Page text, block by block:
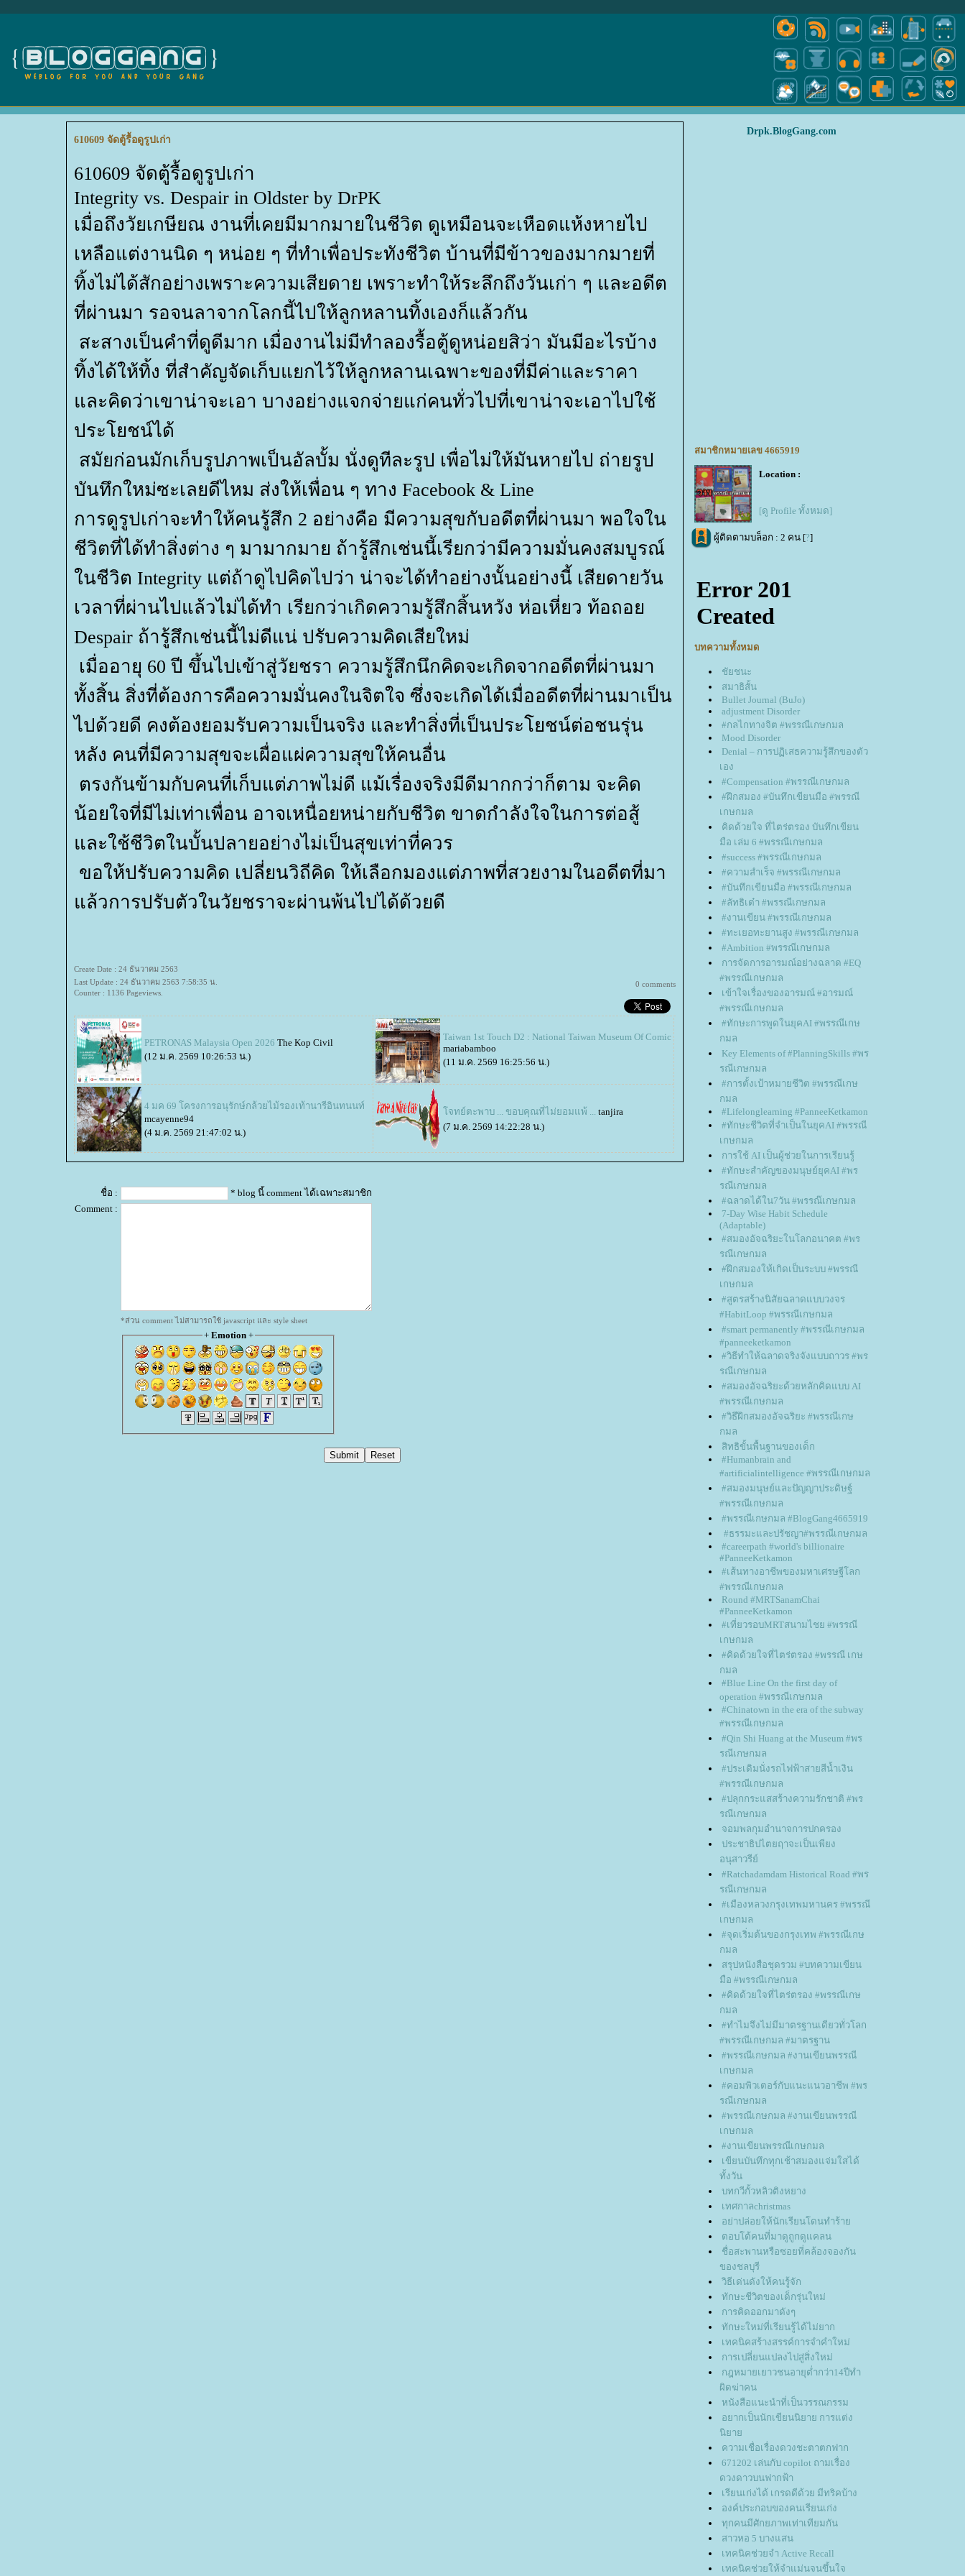
610609 จัดตู้รื้อดูรูปเก่า
610609 จัดตู้รื้อดูรูปเก่า
Integrity vs. Despair in Oldster by DrPK
เมื่อถึงวัยเกษียณ งานที่เคยมีมากมายในชีวิต ดูเหมือนจะเหือดแห้งหายไป
เหลือแต่งานนิด ๆ หน่อย ๆ ที่ทำเพื่อประทังชีวิต บ้านที่มีข้าวของมากมายที่
ทิ้งไม่ได้สักอย่างเพราะความเสียดาย เพราะทำให้ระลึกถึงวันเก่า ๆ และอดีต
ที่ผ่านมา รอจนลาจากโลกนี้ไปให้ลูกหลานทิ้งเองก็แล้วกัน
สะสางเป็นคำที่ดูดีมาก เมื่องานไม่มีทำลองรื้อตู้ดูหน่อยสิว่า มันมีอะไรบ้าง
ทิ้งได้ให้ทิ้ง ที่สำคัญจัดเก็บแยกไว้ให้ลูกหลานเฉพาะของที่มีค่าและราคา
ละคิดว่าเขาน่าจะเอา บางอย่างแจกจ่ายแก่คนทั่วไปที่เขาน่าจะเอาไปใช้
ประโยชน์ได้
สมัยก่อนมักเก็บรูปภาพเป็นอัลบั้ม นั่งดูทีละรูป เพื่อไม่ให้มันหายไป ถ่ายรูป
บันทึกใหม่ซะเลยดีไหม ส่งให้เพื่อน ๆ ทาง Facebook & Line
การดูรูปเก่าจะทำให้คนรู้สึก 2 อย่างคือ มีความสุขกับอดีตที่ผ่านมา พอใจใน
ชีวิตที่ได้ทำสิ่งต่าง ๆ มามากมาย ถ้ารู้สึกเช่นนี้เรียกว่ามีความมั่นคงสมบูรณ์
นชีวิต Integrity แต่ถ้าดูไปคิดไปว่า น่าจะได้ทำอย่างนั้นอย่างนี้ เสียดายวัน
เวลาที่ผ่านไปแล้วไม่ได้ทำ เรียกว่าเกิดความรู้สึกสิ้นหวัง ห่อเหี่ยว ท้อถอ
Despair ถ้ารู้สึกเช่นนี้ไม่ดีแน่ ปรับความคิดเสียใหม่
เมื่ออายุ 60 ปี ขึ้นไปเข้าสู่วัยชรา ความรู้สึกนึกคิดจะเกิดจากอดีตที่ผ่านมา
ทั้งสิ้น สิ่งที่ต้องการคือความมั่นคงในจิตใจ ซึ่งจะเกิดได้เมื่ออดีตที่ผ่านมาเป็น
ไปด้วยดี คงต้องยอมรับความเป็นจริง และทำสิ่งที่เป็นประโยชน์ต่อชนรุ่น
หลัง คนที่มีความสุขจะเผื่อแผ่ความสุขให้คนอื่น
ตรงกันข้ามกับคนที่เก็บแต่ภาพไม่ดี แม้เรื่องจริงมีดีมากกว่าก็ตาม จะคิด
น้อยใจที่มีไม่เท่าเพื่อน อาจเหนื่อยหน่ายกับชีวิต ขาดกำลังใจในการต่อสู้
ละใช้ชีวิตในบั้นปลายอย่างไม่เป็นสุขเท่าที่ควร
ขอให้ปรับความคิด เปลี่ยนวิถีคิด ให้เลือกมองแต่ภาพที่สวยงามในอดีตที่มา
ล้วการปรับตัวในวัยชราจะผ่านพ้นไปได้ด้วยดี
Create Date : 24 ธันวาคม 2563
Last Update : 24 ธันวาคม 2563 7:58:35 น.
Counter : 1136 Pageviews.
0 comments
PETRONAS Malaysia Open 2026 The Kop Civil
(12 ม.ค. 2569 10:26:53 น.)
Taiwan 1st Touch D2 : National Taiwan Museum Of Comic
mariabamboo
(11 ม.ค. 2569 16:25:56 น.)
4 มค 69 โครงการอนุรักษ์กล้วยไม้รองเท้านารีอินทนนท์
mcayenne94
(4 ม.ค. 2569 21:47:02 น.)
จทย์ตะพาบ ... ขอบคุณที่ไม่ยอมแพ้ ... tanjira
(7 ม.ค. 2569 14:22:28 น.)
ชื่อ :
* blog นี้ comment ได้เฉพาะสมาชิก
Comment :
*ส่วน comment ไม่สามารถใช้ javascript และ style sheet
+ Emotion+
Drpk.BlogGang.com
สมาชิกหมายเลข 4665919
Location :
[ดู Profile ทั้งหมด]
ผู้ติดตามบล็อก : 2 คน [?]
บทความทั้งหมด
ชัยชนะ
สมาธิสั้น
Bullet Journal (BuJo)
adjustment Disorder
#กลไกทางจิต #พรรณีเกษกมล
Mood Disorder
Denial – การปฏิเสธความรู้สึกของตัว
เอง
#Compensation #พรรณีเกษกมล
#ฝึกสมอง #บันทึกเขียนมือ #พรรณี
เกษกมล
คิดด้วยใจ ที่ไตร่ตรอง บันทึกเขียน
มือ เล่ม 6 #พรรณีเกษกมล
#success #พรรณีเกษกมล
#ความสำเร็จ #พรรณีเกษกมล
#บันทึกเขียนมือ #พรรณีเกษกมล
#ลัทธิเต๋า #พรรณีเกษกมล
#งานเขียน #พรรณีเกษกมล
#ทะเยอทะยานสูง #พรรณีเกษกมล
#Ambition #พรรณีเกษกมล
การจัดการอารมณ์อย่างฉลาด #EQ
#พรรณีเกษกมล
เข้าใจเรื่องของอารมณ์ #อารมณ์
#พรรณีเกษกมล
#ทักษะการพูดในยุคAI #พรรณีเกษ
กมล
Key Elements of #PlanningSkills #พร
รณีเกษกมล
#การตั้งเป้าหมายชีวิต #พรรณีเกษ
กมล
#Lifelonglearning #PanneeKetkamon
#ทักษะชีวิตที่จำเป็นในยุคAI #พรรณี
เกษกมล
การใช้ AI เป็นผู้ช่วยในการเรียนรู้
#ทักษะสำคัญของมนุษย์ยุคAI #พร
รณีเกษกมล
#ฉลาดได้ใน7วัน #พรรณ๊เกษกมล
7-Day Wise Habit Schedule
(Adaptable)
#สมองอัจฉริยะในโลกอนาคต #พร
รณีเกษกมล
#ฝึกสมองให้เกิดเป็นระบบ #พรรณี
เกษกมล
#สูตรสร้างนิสัยฉลาดแบบวงจร
#HabitLoop #พรรณีเกษกมล
#smart permanently #พรรณีเกษกมล
#panneeketkamon
#วิธีทำให้ฉลาดจริงจังแบบถาวร #พร
รณีเกษกมล
#สมองอัจฉริยะด้วยหลักคิดแบบ AI
#พรรณีเกษกมล
#วิธีฝึกสมองอัจฉริยะ #พรรณีเกษ
กมล
สิทธิขั้นพื้นฐานของเด็ก
#Humanbrain and
#artificialintelligence #พรรณีเกษกมล
#สมองมนุษย์และปัญญาประดิษฐ์
#พรรณีเกษกมล
#พรรณีเกษกมล #BlogGang4665919
#ธรรมะและปรัชญา#พรรณีเกษกมล
#careerpath #world's billionaire
#PanneeKetkamon
#เส้นทางอาชีพของมหาเศรษฐีโลก
#พรรณีเกษกมล
Round #MRTSanamChai
#PanneeKetkamon
#เที่ยวรอบMRTสนามไชย #พรรณี
เกษกมล
#คิดด้วยใจที่ไตร่ตรอง #พรรณี เกษ
กมล
#Blue Line On the first day of
operation #พรรณีเกษกมล
#Chinatown in the era of the subway
#พรรณีเกษกมล
#Qin Shi Huang at the Museum #พร
รณีเกษกมล
#ประเดิมนั่งรถไฟฟ้าสายสีน้ำเงิน
#พรรณีเกษกมล
#ปลุกกระแสสร้างความรักชาติ #พร
รณีเกษกมล
จอมพลกุมอำนาจการปกครอง
ประชาธิปไตยฤาจะเป็นเพียง
อนุสาวรีย์
#Ratchadamdam Historical Road #พร
รณีเกษกมล
#เมืองหลวงกรุงเทพมหานคร #พรรณี
เกษกมล
#จุดเริ่มต้นของกรุงเทพ #พรรณีเกษ
กมล
สรุปหนังสือชุดรวม #บทความเขียน
มือ #พรรณีเกษกมล
#คิดด้วยใจที่ไตร่ตรอง #พรรณีเกษ
กมล
#ทำไมจึงไม่มีมาตรฐานเดียวทั่วโลก
#พรรณีเกษกมล #มาตรฐาน
#พรรณีเกษกมล #งานเขียนพรรณี
เกษกมล
#คอมพิวเตอร์กับแนะแนวอาชีพ #พร
รณีเกษกมล
#พรรณีเกษกมล #งานเขียนพรรณี
เกษกมล
#งานเขียนพรรณีเกษกมล
เขียนบันทึกทุกเช้าสมองแจ่มใสได้
ทั้งวัน
บทกวีกั้วหลิวติงหยาง
เทศกาลchristmas
อย่าปล่อยให้นักเรียนโดนทำร้า
ตอบโต้คนที่มาดูถูกดูแคลน
ชื่อสะพานหรือซอยที่คล้องจองกัน
ของชลบุรี
วิธีเด่นดังให้คนรู้จัก
ทักษะชีวิตของเด็กรุ่นใหม่
การคิดออกมาดังๆ
ทักษะใหม่ที่เรียนรู้ได้ไม่ยาก
เทคนิคสร้างสรรค์การจำคำใหม่
การเปลี่ยนแปลงไปสู่สิ่งใหม่
กฎหมายเยาวชนอายุต่ำกว่า14ปีทำ
ผิดฆ่าคน
หนังสือแนะนำที่เป็นวรรณกรรม
อยากเป็นนักเขียนนิยาย การแต่ง
นิยา
ความเชื่อเรื่องดวงชะตาตกฟาก
671202 เล่นกับ copilot ถามเรื่อง
ดวงดาวบนฟากฟ้า
เรียนเก่งได้ เกรดดีด้วย มีทริคบ้าง
องค์ประกอบของคนเรียนเก่ง
ทุกคนมีศักยภาพเท่าเทียมกัน
สาวหอ 5 บางแสน
เทคนิคช่วยจำ Active Recall
เทคนิคช่วยให้จำแม่นจนขึ้นใจ